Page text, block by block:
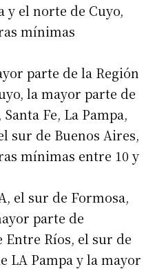
y el norte de Cuyo,
mínimas
parte de la Región
la mayor parte de
Fe, La Pampa,
sur de Buenos Aires,
mínimas entre 10 y
el sur de Formosa,
parte de
Entre Ríos, el sur de
LA Pampa y la mayor